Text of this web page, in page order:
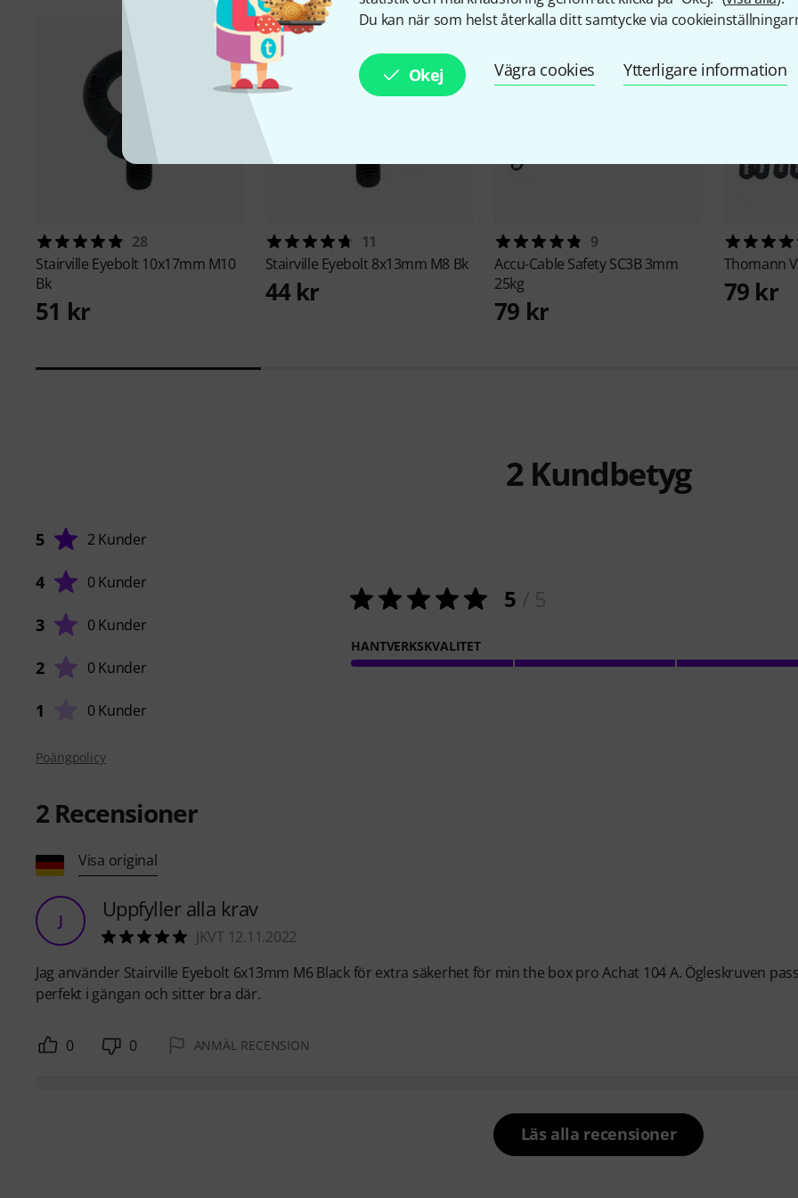
Du kan när som helst återkalla ditt samtycke via
Okej Vägra cookies Ytterligare information
28
Stairville Eyebolt 10x17mm M10
Bk
51 kr
11
Stairville Eyebolt 8x13mm M8 Bk
44 kr
9
Accu-Cable Safety SC3B 3mm
25kg
79 kr
Thomann
79 kr
2Kundbetyg
5 2 Kunder
4 0 Kunder
3 0 Kunder
2 0 Kunder
1 0 Kunder
5
HANTVERKSKVALITET
Poängpolicy
2 Recensioner
Visa original
J Uppfyller alla krav
JKVT 12.11.2022
Jag använder Stairville Eyebolt 6x13mm M6 Black för extra säkerhet för min the box pro Achat 104 A. Ögleskruven
perfekt i gängan och sitter bra där.
0 0 ANMÄL RECENSION
Läs alla recensioner